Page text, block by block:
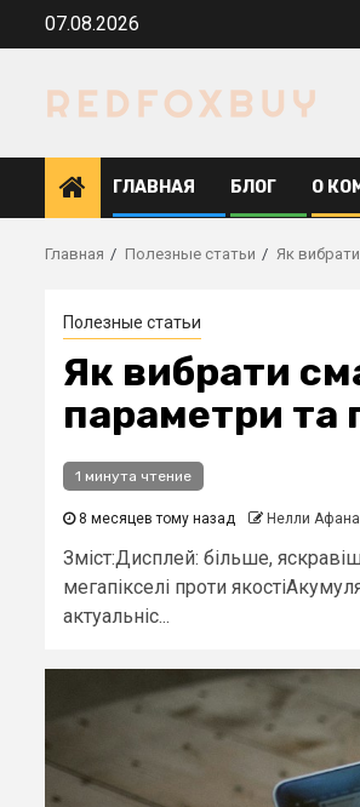
Перейти07.08.2026
ГЛАВНАЯ БЛОГ О
Главная Полезные статьи Як
Полезные статьи
Як вибрати
параметри та
1 минута чтение
8 месяцев тому назад Нелли
Зміст:Дисплей: більше,
мегапікселі проти
актуальніс...